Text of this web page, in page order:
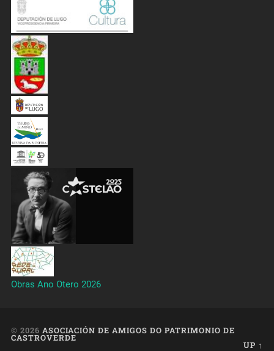
Obras Ano Otero 2026
© 2026 ASOCIACIÓN DE AMIGOS DO PATRIMONIO DE
CASTROVERDE
UP ↑